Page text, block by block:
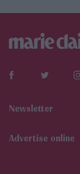
Newsletter
Αdvertise online